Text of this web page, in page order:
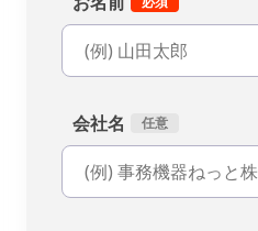
会社名